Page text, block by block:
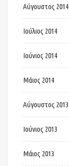
Αύγουστος 2014
Ιούλιος 2014
Ιούνιος 2014
Μάιος 2014
Αύγουστος 2013
Ιούνιος 2013
Μάιος 2013